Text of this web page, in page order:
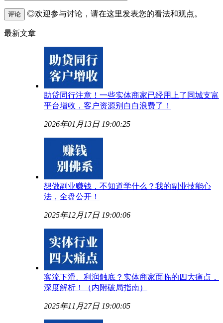
评论 ◎欢迎参与讨论，请在这里发表您的看法和观点。
最新文章
助贷同行注意！一些实体商家已经用上了同城支富
平台增收，客户资源别白白浪费了！
2026年01月13日 19:00:25
想做副业赚钱，不知道学什么？我的副业技能心
法，全盘公开！
2025年12月17日 19:00:06
客流下滑、利润触底？实体商家面临的四大痛点，
深度解析！（内附破局指南）
2025年11月27日 19:00:05